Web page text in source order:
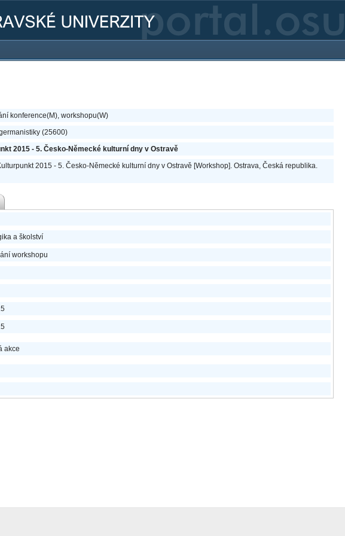
konference(M), workshopu(W)
(25600)
2015 - 5. Česko-Německé kulturní dny v Ostravě
2015 - 5. Česko-Německé kulturní dny v Ostravě [Workshop]. Ostrava, Česká republika.
a školství
workshopu
akce